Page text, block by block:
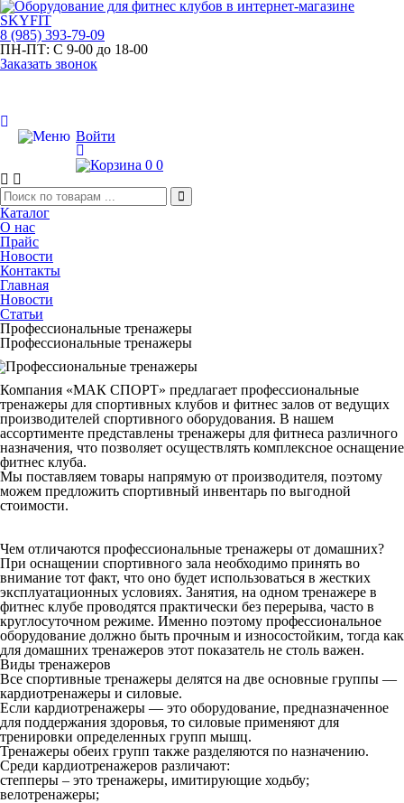
8 (985) 393-79-09
ПН-ПТ: С 9-00 до 18-00
Заказать звонок
Войти
0 0
Каталог
О нас
Прайс
Новости
Контакты
Главная
Новости
Статьи
Профессиональные тренажеры
Профессиональные тренажеры
Компания «МАК СПОРТ» предлагает профессиональные
тренажеры для спортивных клубов и фитнес залов от ведущих
производителей спортивного оборудования. В нашем
ассортименте представлены тренажеры для фитнеса различного
назначения, что позволяет осуществлять комплексное оснащение
фитнес клуба.
Мы поставляем товары напрямую от производителя, поэтому
можем предложить спортивный инвентарь по выгодной
стоимости.
Чем отличаются профессиональные тренажеры от домашних?
При оснащении спортивного зала необходимо принять во
внимание тот факт, что оно будет использоваться в жестких
эксплуатационных условиях. Занятия, на одном тренажере в
фитнес клубе проводятся практически без перерыва, часто в
круглосуточном режиме. Именно поэтому профессиональное
оборудование должно быть прочным и износостойким, тогда как
для домашних тренажеров этот показатель не столь важен.
Виды тренажеров
Все спортивные тренажеры делятся на две основные группы —
кардиотренажеры и силовые.
Если кардиотренажеры — это оборудование, предназначенное
для поддержания здоровья, то силовые применяют для
тренировки определенных групп мышц.
Тренажеры обеих групп также разделяются по назначению.
Среди кардиотренажеров различают:
степперы – это тренажеры, имитирующие ходьбу;
велотренажеры;